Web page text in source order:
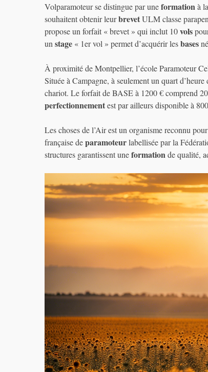
Volparamoteur se distingue par uneformationà
souhaitent obtenir leurbrevetULM classe
propose un forfait « brevet » qui inclut 10vols
un stage « 1er vol » permet d’acquérir lesbases
À proximité de Montpellier, l’école Paramoteur
Située à Campagne, à seulement un quart
chariot. Le forfait de BASE à 1200 € comprend 20
perfectionnementest par ailleurs disponible à
Les choses de l’Air est un organisme reconnu
française deparamoteurlabellisée par la
structures garantissent uneformationde qualité,